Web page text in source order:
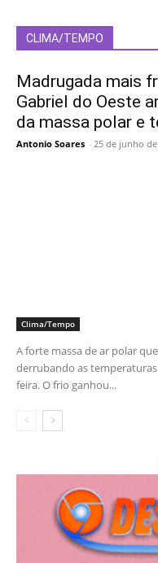
CLIMA/TEMPO
Madrugada mais
Gabriel do Oeste
da massa polar e
Antonio Soares - 25 de junho
Clima/Tempo
A forte massa de ar polar
derrubando as
feira. O frio ganhou...